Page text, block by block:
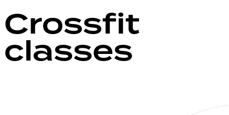
Crossfit
classes